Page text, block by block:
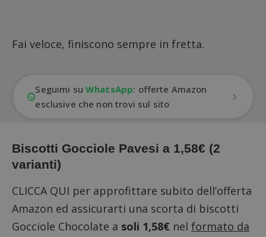
Fai veloce, finiscono sempre in fretta.
Seguimi suWhatsApp: offerte Amazon
esclusive che non trovi sul sito
Biscotti Gocciole Pavesi a 1,58€ (2
varianti)
CLICCA QUI per approfittare subito dell’offerta
Amazon ed assicurarti una scorta di biscotti
Gocciole Chocolate a soli 1,58€ nel formato da